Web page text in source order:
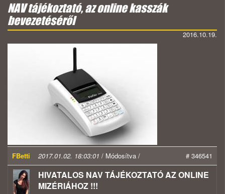
NAV tájékoztató, az online kasszák
bevezetéséről
2016.10.19.
FBetti 2017.01.02. 18:03:01 / Módosítva / # 346541
HIVATALOS NAV TÁJÉKOZTATÓ AZ ONLINE
MIZÉRIÁHOZ !!!